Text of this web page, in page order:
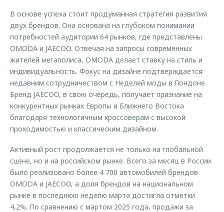
В основе успеха стоит продуманная стратегия развития
двух брендов. Она основана на глубоком понимании
потребностей аудитории 64 рынков, где представлены
OMODA и JAECOO. Отвечая на запросы современных
жителей мегаполиса, OMODA делает ставку на стиль и
индивидуальность. Фокус на дизайне подтверждается
недавним сотрудничеством с Неделей моды в Лондоне.
Бренд JAECOO, в свою очередь, получает признание на
конкурентных рынках Европы и Ближнего Востока
благодаря технологичным кроссоверам с высокой
проходимостью и классическим дизайном.
Активный рост продолжается не только на глобальной
сцене, но и на российском рынке. Всего за месяц в России
было реализовано более 4 700 автомобилей брендов
OMODA и JAECOO, а доля брендов на национальном
рынке в последнюю неделю марта достигла отметки
4,2%. По сравнению с мартом 2025 года, продажи за